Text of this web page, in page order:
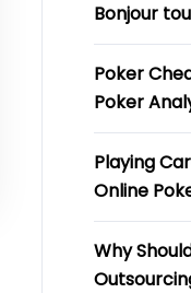
Bonjour
Poker
Poker
Playing
Online
Why